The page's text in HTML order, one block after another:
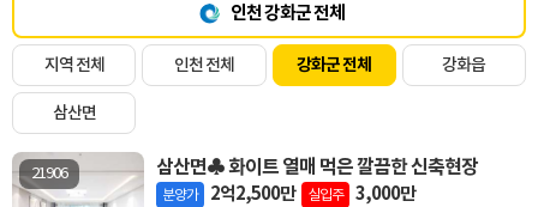
인천 강화군 전체
지역 전체 인천 전체 강화군 전체 강화읍
삼산면
21906 삼산면♣ 화이트 열매 먹은 깔끔한 신축현장
분양가 2억2,500만 실입주 3,000만